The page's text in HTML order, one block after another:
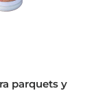
parquets y